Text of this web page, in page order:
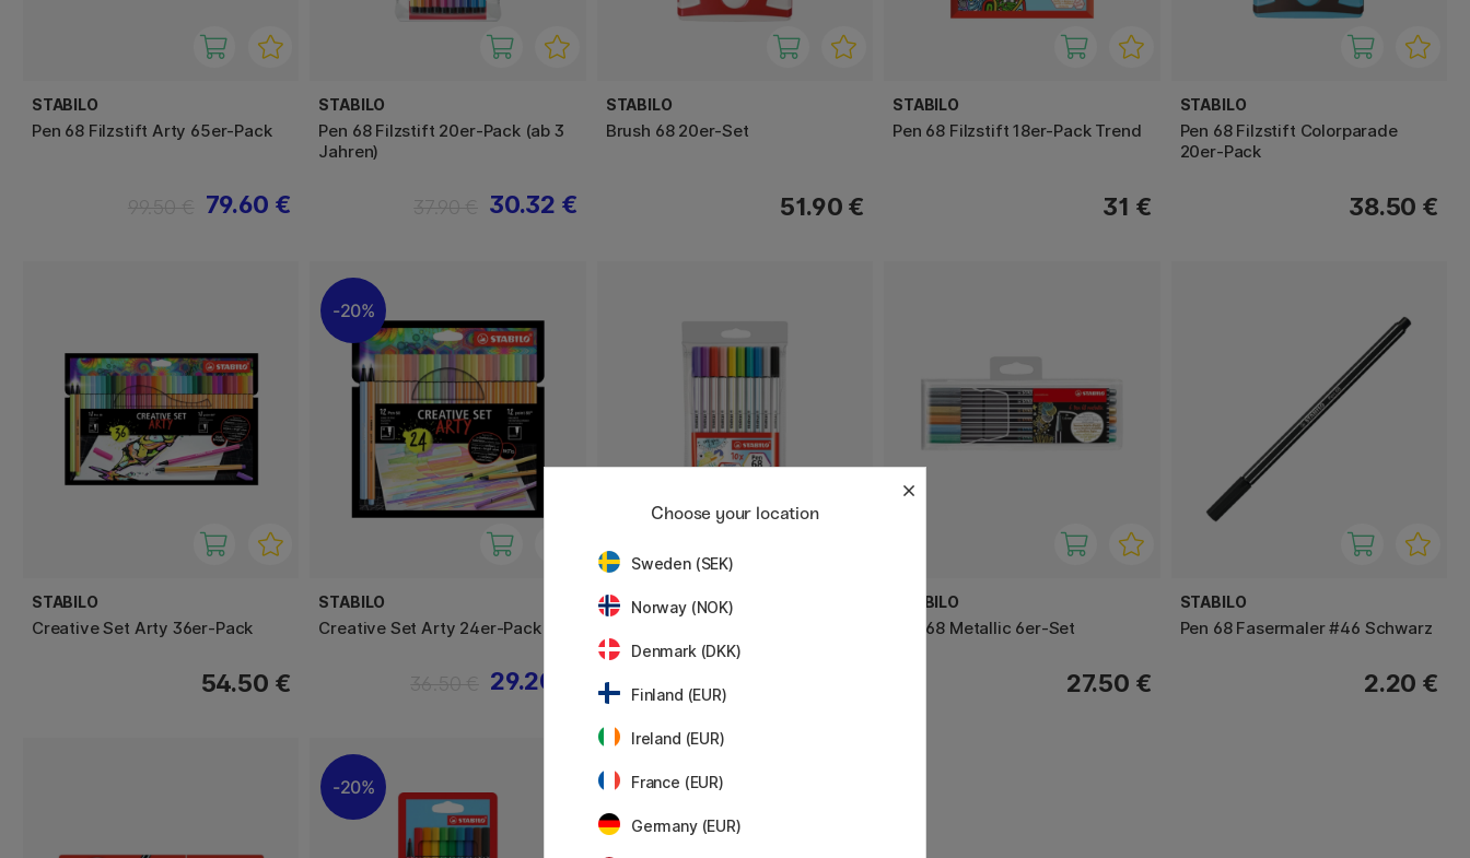
STABILO
Pen 68 Filzstift Arty 65er-Pack
79.60 €
STABILO
Pen 68 Filzstift 20er-Pack (ab 3
Jahren)
30.32 €
STABILO
Brush 68 20er-Set
51.90 €
STABILO
Pen 68 Filzstift 18er-Pack Trend
31 €
STABILO
Pen 68 Filzstift Colorparade
20er-Pack
38.50 €
STABILO
Creative Set Arty 36er-Pack
54.50 €
20%
STABILO
Creative Set Arty 24er-Pack
29.20 €
STABILO STABILO
Pen 68 Metallic 6er-Set
27.50 €
STABILO
Pen 68 Fasermaler #46 Schwarz
2.20 €
20% 20%
Choose your location
Sweden (SEK)
Norway (NOK)
Denmark (DKK)
Finland (EUR)
Ireland (EUR)
France (EUR)
Germany (EUR)